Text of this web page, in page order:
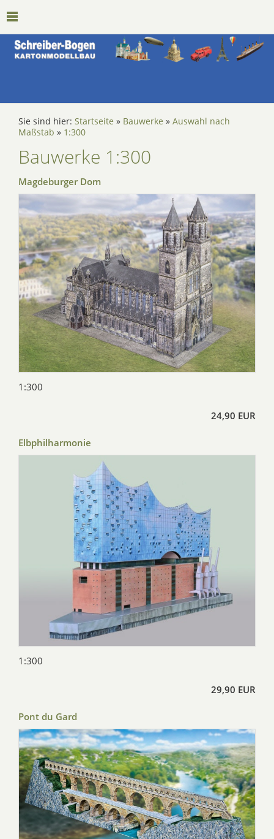
Sie sind hier: Startseite » Bauwerke » Auswahl nach
Maßstab » 1:300
Bauwerke 1:300
Magdeburger Dom
1:300
24,90 EUR
Elbphilharmonie
1:300
29,90 EUR
Pont du Gard